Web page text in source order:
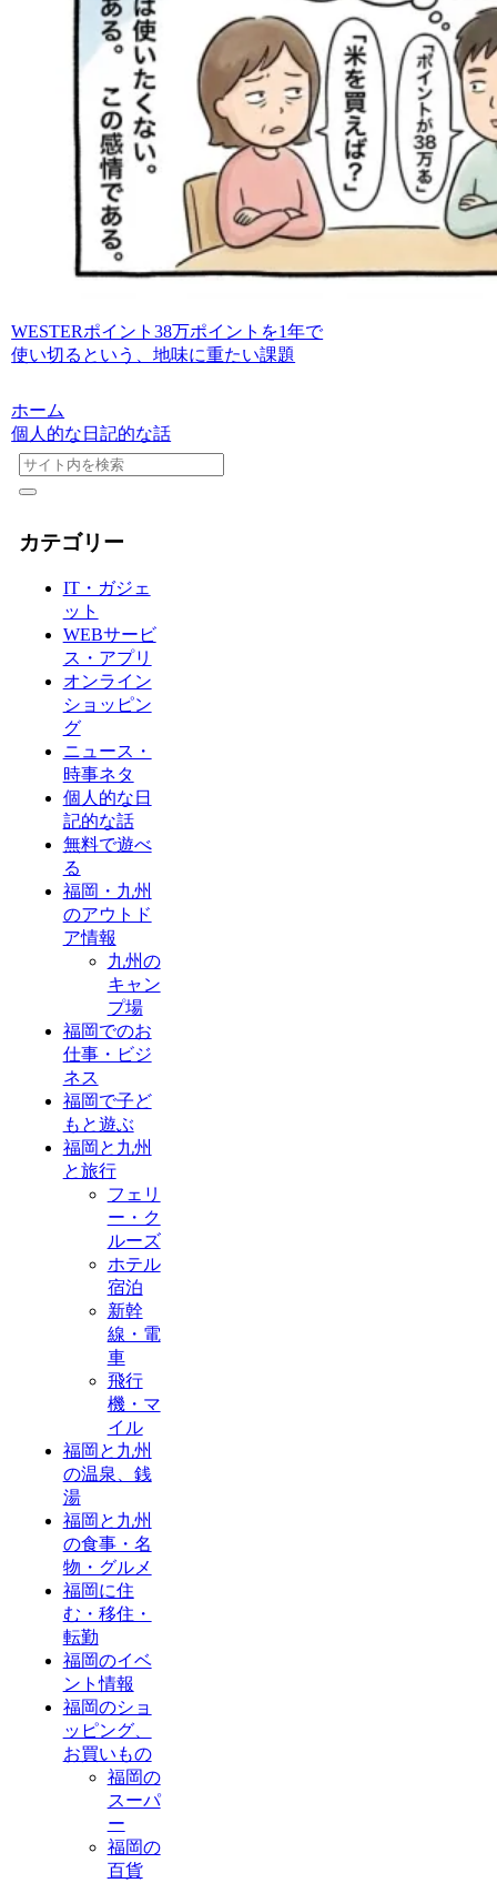
WESTERポイント38万ポイントを1年で
使い切るという、地味に重たい課題
ホーム
個人的な日記的な話
カテゴリー
IT・ガジェ
ット
WEBサービ
ス・アプリ
オンライン
ショッピン
グ
ニュース・
時事ネタ
個人的な日
記的な話
無料で遊べ
る
福岡・九州
のアウトド
ア情報
九州の
キャン
プ場
福岡でのお
仕事・ビジ
ネス
福岡で子ど
もと遊ぶ
福岡と九州
と旅行
フェリ
ー・ク
ルーズ
ホテル
宿泊
新幹
線・電
車
飛行
機・マ
イル
福岡と九州
の温泉、銭
湯
福岡と九州
の食事・名
物・グルメ
福岡に住
む・移住・
転勤
福岡のイベ
ント情報
福岡のショ
ッピング、
お買いもの
福岡の
スーパ
ー
福岡の
百貨